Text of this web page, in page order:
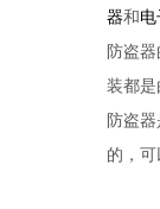
器和
防盗
装都
防盗
的，可